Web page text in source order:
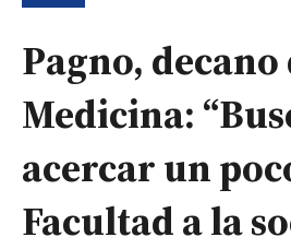
Pagno, decano
Medicina:
acercar un
Facultad a la